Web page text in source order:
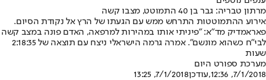
מרתון טבריה: גבר בן 40 התמוטט, מצבו קשה
אירוע ההתמוטטות התרחש ממש עם הגעתו של הרץ אל נקודת הסיום.
פאראמדיק מד"א: "פיניתי אותו במהירות למרפאה, האדם פונה במצב קשה
לבי"ח כשהוא מונשם". אמרה גרמה הישראלי ניצח עם תוצאה של 2:18:35
שעות
מערכת ספורט היום
7/1/2018, 12:36
,עודכן7/1/2018, 13:25